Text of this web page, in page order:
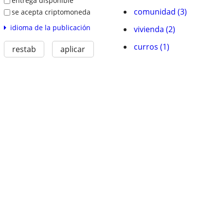
se acepta criptomoneda
idioma de la publicación
restab aplicar
comunidad (3)
vivienda (2)
curros (1)